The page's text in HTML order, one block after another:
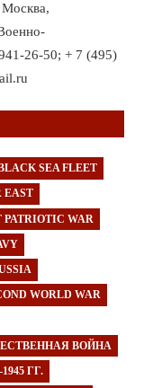
26-50; + 7 (495)
SEA FLEET
EAST
PATRIOTIC WAR
WORLD WAR
ВОЙНА
ГГ.